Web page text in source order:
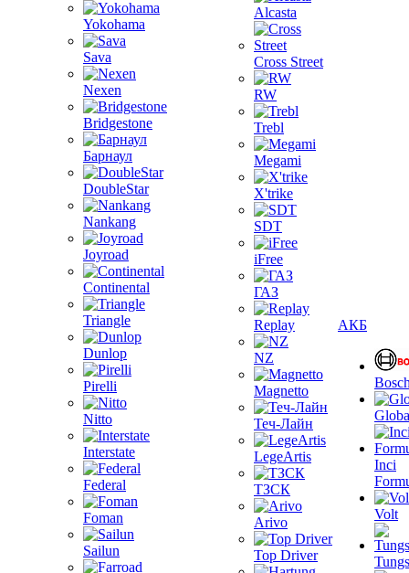
Yokohama
Sava
Nexen
Bridgestone
Барнаул
DoubleStar
Nankang
Joyroad
Continental
Triangle
Dunlop
Pirelli
Nitto
Interstate
Federal
Foman
Sailun
Alcasta
Cross Street
RW
Trebl
Megami
X'trike
SDT
iFree
ГАЗ
Replay
NZ
Magnetto
Теч-Лайн
LegeArtis
ТЗСК
Arivo
Top Driver
АКБ
Inci
Volt